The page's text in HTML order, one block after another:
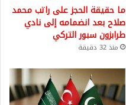
ما حقيقة الحجز على راتب محمد
صلاح بعد انضمامه إلى نادي
طرابزون سبور التركي
منذ 32 دقيقة